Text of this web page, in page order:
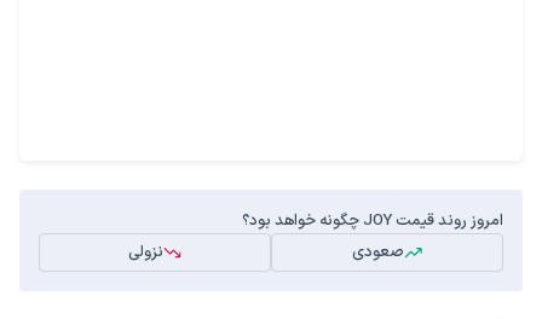
امروز روند قیمت JOY چگونه خواهد بود؟
صعودی
نزولی